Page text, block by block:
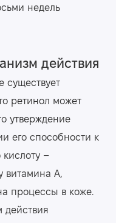
недель
действия
существует
ретинол может
утверждение
его способности к
–
витамина A,
процессы в коже.
действия